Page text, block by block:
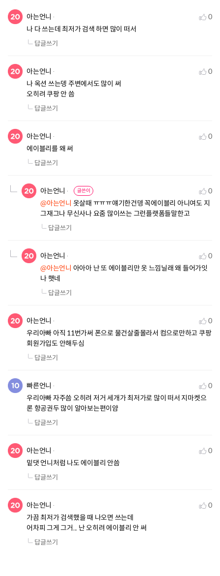
아는언니
0
나 다 쓰는데 최저가 검색 하면 많이 떠서
답글쓰기
아는언니
0
나 옥션 쓰는뎅 주변에서도 많이 써
오히려 쿠팡 안 씀
답글쓰기
아는언니
0
에이블리를 왜 써
답글쓰기
아는언니 글쓴이
0
@아는언니 옷살때 ㅠㅠㅠ얘기한건뎅 꼭에이블리 아니여도 지
그재그나 무신사나 요줌 많이쓰는 그런플랫폼들말한고
답글쓰기
아는언니
0
@아는언니 아아아 난 또 에이블리만 옷 느낌닐래 왜 들어가잇
나 햇네
답글쓰기
아는언니
0
우리아빠 아직 11번가써 폰으로 물건살줄몰라서 컴으로만하고 쿠팡
회원가입도 안해두심
답글쓰기
빠른언니
0
우리아빠 자주씀 오히려 저거 세개가 최저가로 많이 떠서 지마켓으
론 항공권두 많이 알아보는편이얌
답글쓰기
아는언니
0
밑댓 언니처럼 나도 에이블리 안씀
답글쓰기
아는언니
0
가끔 최저가 검색했을 때 나오면 쓰는데
어차피 그게 그거... 난 오히려 에이블리 안 써
답글쓰기